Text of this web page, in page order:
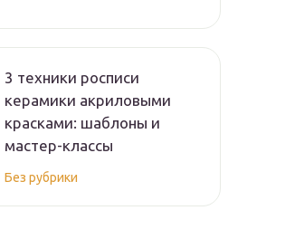
3 техники росписи
керамики акриловыми
красками: шаблоны и
мастер-классы
Без рубрики